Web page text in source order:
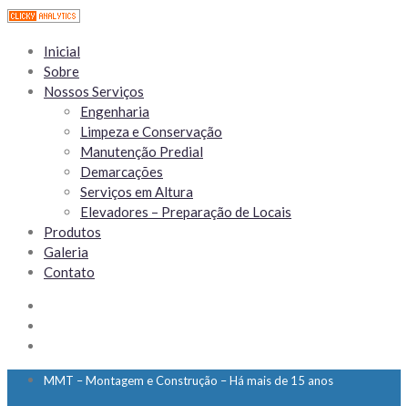
Inicial
Sobre
Nossos Serviços
Engenharia
Limpeza e Conservação
Manutenção Predial
Demarcações
Serviços em Altura
Elevadores – Preparação de Locais
Produtos
Galeria
Contato
MMT – Montagem e Construção – Há mais de 15 anos